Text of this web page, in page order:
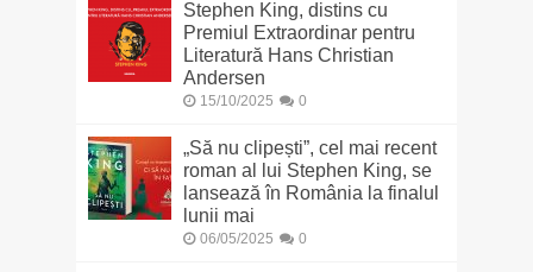
Stephen King, distins cu
Premiul Extraordinar pentru
Literatură Hans Christian
Andersen
15/10/2025 0
„Să nu clipești”, cel mai recent
roman al lui Stephen King, se
lansează în România la finalul
lunii mai
06/05/2025 0